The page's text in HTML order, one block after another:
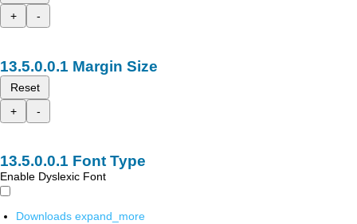
+
-
Margin Size
Reset
+
-
Font Type
Enable Dyslexic Font
Downloads expand_more